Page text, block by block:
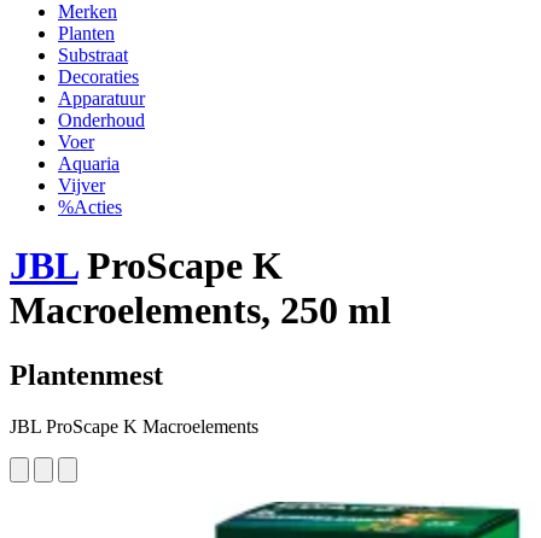
Merken
Planten
Substraat
Decoraties
Apparatuur
Onderhoud
Voer
Aquaria
Vijver
%Acties
JBLProScape K
Macroelements, 250 ml
Plantenmest
JBL ProScape K Macroelements